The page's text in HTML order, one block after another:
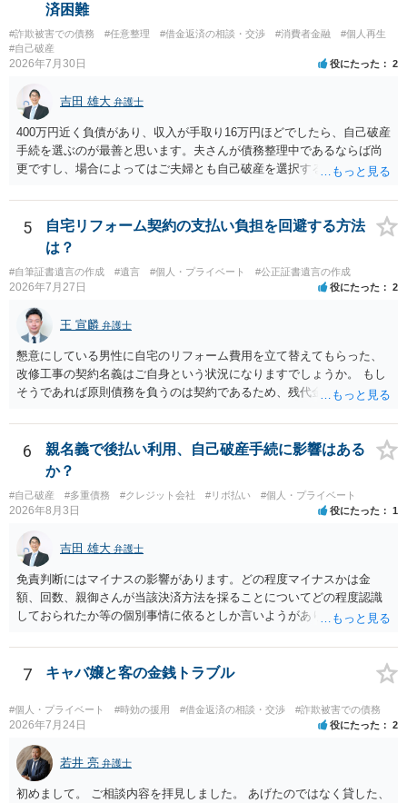
済困難
#詐欺被害での債務 #任意整理 #借金返済の相談・交渉 #消費者金融
#個人再生
#自己破産
2026年7月30日 役にたった 2
吉田 雄大 弁護士
400万円近く負債があり、収入が手取り16万円ほどでしたら、自己破産
手続を選ぶのが最善と思います。夫さんが債務整理中であるならば尚
更ですし、場合によってはご夫婦とも自己破産を選択する方法もある
5
自宅リフォーム契約の支払い負担を回避する方法
は？
#自筆証書遺言の作成 #遺言 #個人・プライベート #公正証書遺言の作成
2026年7月27日 役にたった 2
王 宣麟 弁護士
懇意にしている男性に自宅のリフォーム費用を立て替えてもらった、
改修工事の契約名義はご自身という状況になりますでしょうか。 もし
そうであれば原則債務を負うのは契約であるため、残代金を捻出して
ます。 入籍した場合でも、原則契約者が単独で全ての債務を負うこと
には変わりがありません。 なかなか対応に難しい案件であり、公開の
場でアドバイスを行うのも限界があるように思われますので、資料等
を持参のうえ個別に弁護士に相談されることをお勧めします。
6
親名義で後払い利用、自己破産手続に影響はある
か？
#自己破産 #多重債務 #クレジット会社 #リボ払い #個人・プライベート
2026年8月3日 役にたった 1
吉田 雄大 弁護士
免責判断にはマイナスの影響があります。どの程度マイナスかは金
額、回数、親御さんが当該決済方法を採ることについてどの程度認識
しておられたか等の個別事情に依るとしか言いようがありません。 と
なって相談し、善後策を考えることをお勧めします。
7 キャバ嬢と客の金銭トラブル
#個人・プライベート #時効の援用 #借金返済の相談・交渉 #詐欺被害での債務
2026年7月24日 役にたった 2
若井 亮 弁護士
初めまして。 ご相談内容を拝見しました。 あげたのではなく貸した、